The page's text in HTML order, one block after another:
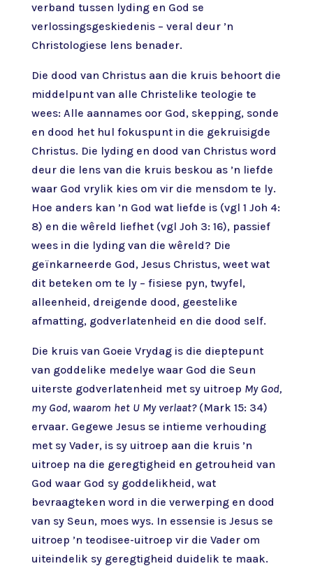
verband tussen lyding en God se
verlossingsgeskiedenis – veral deur ’n
Christologiese lens benader.
Die dood van Christus aan die kruis behoort die
middelpunt van alle Christelike teologie te
wees: Alle aannames oor God, skepping, sonde
en dood het hul fokuspunt in die gekruisigde
Christus. Die lyding en dood van Christus word
deur die lens van die kruis beskou as ’n liefde
waar God vrylik kies om vir die mensdom te ly.
Hoe anders kan ’n God wat liefde is (vgl 1 Joh 4:
8) en die wêreld liefhet (vgl Joh 3: 16), passief
wees in die lyding van die wêreld? Die
geïnkarneerde God, Jesus Christus, weet wat
dit beteken om te ly – fisiese pyn, twyfel,
alleenheid, dreigende dood, geestelike
afmatting, godverlatenheid en die dood self.
Die kruis van Goeie Vrydag is die dieptepunt
van goddelike medelye waar God die Seun
uiterste godverlatenheid met sy uitroep My God,
my God, waarom het U My verlaat? (Mark 15: 34)
ervaar. Gegewe Jesus se intieme verhouding
met sy Vader, is sy uitroep aan die kruis ’n
uitroep na die geregtigheid en getrouheid van
God waar God sy goddelikheid, wat
bevraagteken word in die verwerping en dood
van sy Seun, moes wys. In essensie is Jesus se
uitroep ’n teodisee-uitroep vir die Vader om
uiteindelik sy geregtigheid duidelik te maak.